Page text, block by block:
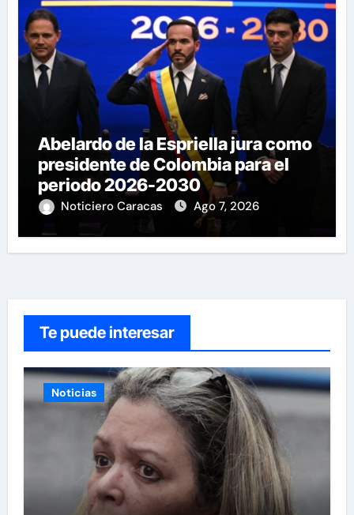
Abelardo de la Espriella jura como
presidente de Colombia para el
periodo 2026-2030
Noticiero Caracas Ago 7, 2026
Te puede interesar
Noticias